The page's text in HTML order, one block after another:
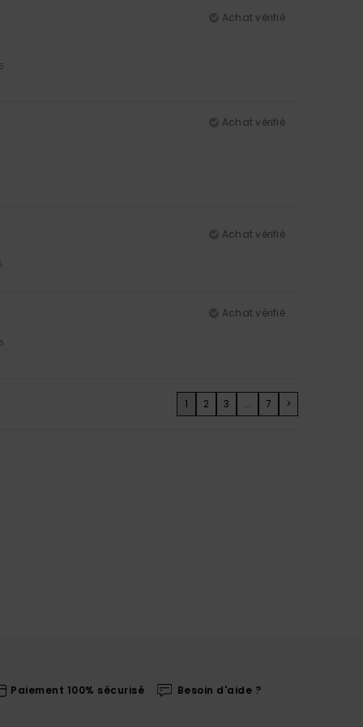
Achat vérifié
Achat vérifié
Achat vérifié
Achat vérifié
1 2 3 ... 7 >
Paiement 100% sécurisé Besoin d'aide ?